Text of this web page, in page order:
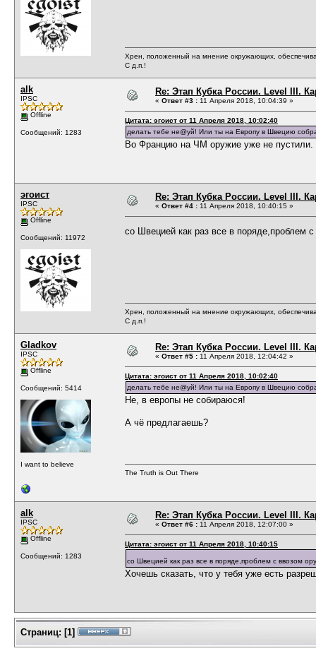
Хрен, положенный на мнение окружающих,
С д.п.!
alk
IPSC
Offline
Сообщений: 1283
Re: Этап Кубка России. Level III.
« Ответ #3 : 11 Апреля 2018, 10:04:39 »
Цитата: эгоист от 11 Апреля 2018, 10:02:40
делать тебе не@уй! Или ты на Европу в Швецию
Во Францию на ЧМ оружие уже не
эгоист
IPSC
Offline
Сообщений: 11972
Re: Этап Кубка России. Level III.
« Ответ #4 : 11 Апреля 2018, 10:40:15 »
со Швецией как раз все в поряде,проблем
Хрен, положенный на мнение окружающих,
С д.п.!
Gladkov
IPSC
Offline
Сообщений: 5414
I want to believe
Re: Этап Кубка России. Level III.
« Ответ #5 : 11 Апреля 2018, 12:04:42 »
Цитата: эгоист от 11 Апреля 2018, 10:02:40
делать тебе не@уй! Или ты на Европу в Швецию
Не, в европы не собираюся!
А чё предлагаешь?
The Truth is Out There
alk
IPSC
Offline
Сообщений: 1283
Re: Этап Кубка России. Level III.
« Ответ #6 : 11 Апреля 2018, 12:07:00 »
Цитата: эгоист от 11 Апреля 2018, 10:40:15
со Швецией как раз все в поряде,проблем с ввозом
Хочешь сказать, что у тебя уже есть
Страниц: [1]